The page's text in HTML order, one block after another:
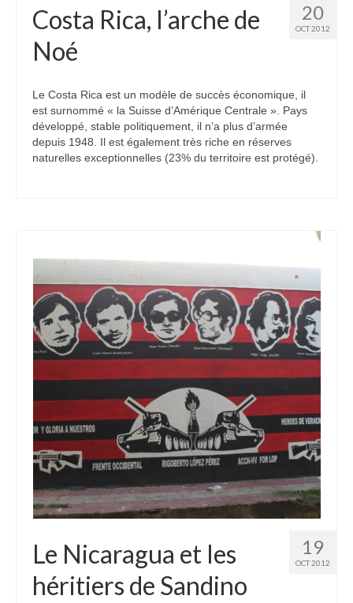
20
OCT 2012
Costa Rica, l’arche de
Noé
Le Costa Rica est un modèle de succès économique, il
est surnommé « la Suisse d’Amérique Centrale ». Pays
développé, stable politiquement, il n’a plus d’armée
depuis 1948. Il est également très riche en réserves
naturelles exceptionnelles (23% du territoire est protégé).
19
OCT 2012
Le Nicaragua et les
héritiers de Sandino